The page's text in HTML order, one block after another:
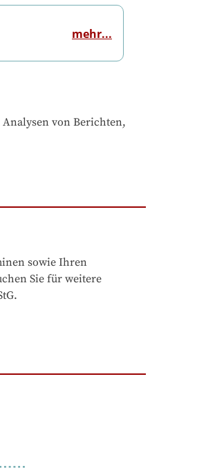
mehr...
von Berichten,
sowie Ihren
Sie für weitere